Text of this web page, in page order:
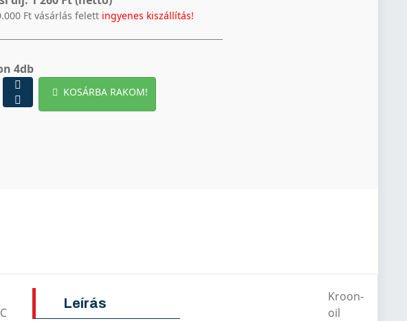
Ft vásárlás felett ingyenes kiszállítás!
4db
KOSÁRBA RAKOM!
Leírás
Kroon-
oil